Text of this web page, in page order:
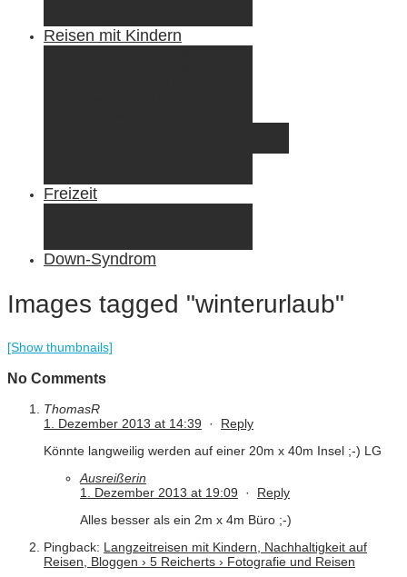
Reisen mit Kindern
Freizeit
Down-Syndrom
Images tagged "winterurlaub"
[Show thumbnails]
No Comments
ThomasR
1. Dezember 2013 at 14:39 · Reply
Könnte langweilig werden auf einer 20m x 40m Insel ;-) LG
Ausreißerin
1. Dezember 2013 at 19:09 · Reply
Alles besser als ein 2m x 4m Büro ;-)
Pingback: Langzeitreisen mit Kindern, Nachhaltigkeit auf
Reisen, Bloggen › 5 Reicherts › Fotografie und Reisen